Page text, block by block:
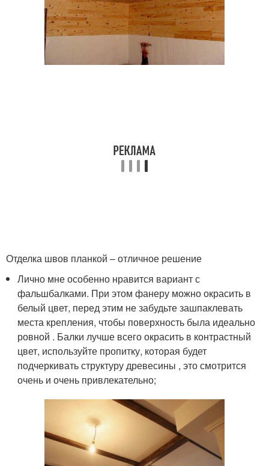
Отделка швов планкой – отличное решение
Лично мне особенно нравится вариант с
фальшбалками. При этом фанеру можно окрасить в
белый цвет, перед этим не забудьте зашпаклевать
места крепления, чтобы поверхность была идеально
ровной . Балки лучше всего окрасить в контрастный
цвет, используйте пропитку, которая будет
подчеркивать структуру древесины , это смотрится
очень и очень привлекательно;